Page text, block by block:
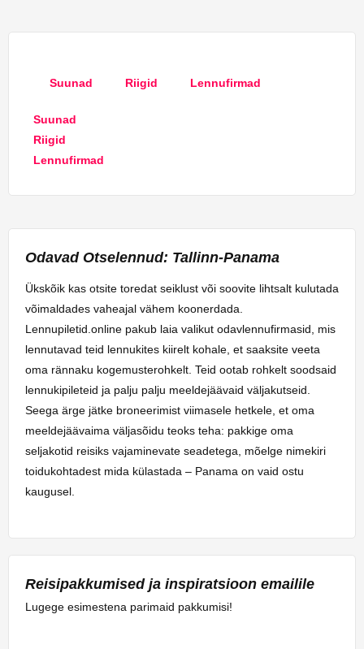
Suunad Riigid Lennufirmad
Suunad
Riigid
Lennufirmad
Odavad Otselennud: Tallinn-Panama
Ükskõik kas otsite toredat seiklust või soovite lihtsalt kulutada
võimaldades vaheajal vähem koonerdada.
Lennupiletid.online pakub laia valikut odavlennufirmasid, mis
lennutavad teid lennukites kiirelt kohale, et saaksite veeta
oma rännaku kogemusterohkelt. Teid ootab rohkelt soodsaid
lennukipileteid ja palju palju meeldejäävaid väljakutseid.
Seega ärge jätke broneerimist viimasele hetkele, et oma
meeldejäävaima väljasõidu teoks teha: pakkige oma
seljakotid reisiks vajaminevate seadetega, mõelge nimekiri
toidukohtadest mida külastada – Panama on vaid ostu
kaugusel.
Reisipakkumised ja inspiratsioon emailile
Lugege esimestena parimaid pakkumisi!